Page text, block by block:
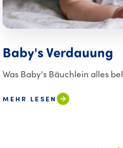
Baby's Verdauung
Was Baby's Bäuchlein alles
MEHR LESEN